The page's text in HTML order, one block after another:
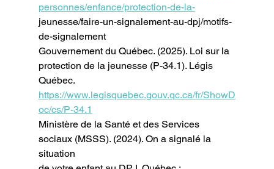
personnes/enfance/protection-de-la-
jeunesse/faire-un-signalement-au-dpj/motifs-
de-signalement
Gouvernement du Québec. (2025). Loi sur la
protection de la jeunesse (P-34.1). Légis
Québec.
https://www.legisquebec.gouv.qc.ca/fr/ShowD
oc/cs/P-34.1
Ministère de la Santé et des Services
sociaux (MSSS). (2024). On a signalé la
situation